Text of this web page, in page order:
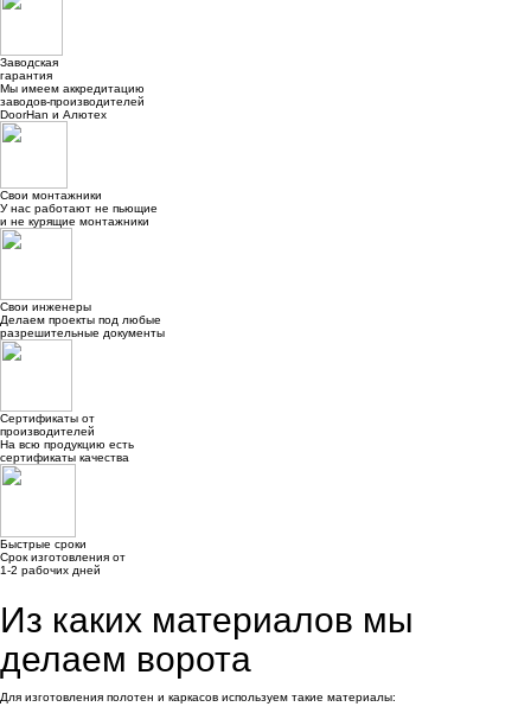
Заводская
гарантия
Мы имеем аккредитацию
заводов-производителей
DoorHan и Алютех
Свои монтажники
У нас работают не пьющие
и не курящие монтажники
Свои инженеры
Делаем проекты под любые
разрешительные документы
Сертификаты от
производителей
На всю продукцию есть
сертификаты качества
Быстрые сроки
Срок изготовления от
1-2 рабочих дней
Из каких материалов мы
делаем ворота
Для изготовления полотен и каркасов используем такие материалы: